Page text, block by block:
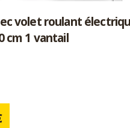
volet roulant
cm 1 vantail